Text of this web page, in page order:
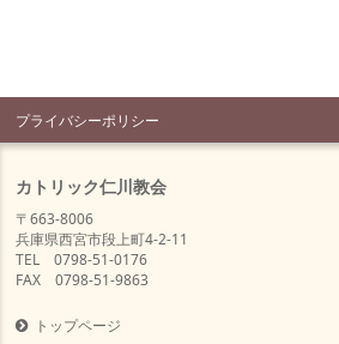
プライバシーポリシー
カトリック仁川教会
〒663-8006
兵庫県西宮市段上町4-2-11
TEL 0798-51-0176
FAX 0798-51-9863
トップページ